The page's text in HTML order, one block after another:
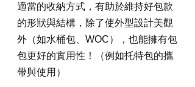
適當的收納方式，有助於維持好包款
的形狀與結構，除了使外型設計美觀
外（如水桶包、WOC），也能擁有包
包更好的實用性！（例如托特包的攜
帶與使用）